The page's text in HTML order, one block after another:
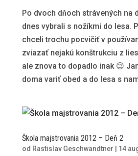
Po dvoch dňoch strávených na
dnes vybrali s nožíkmi do lesa.
chceli trochu pocvičiť v
zviazať nejakú konštrukciu z
ale znova to dopadlo inak 😉
doma variť obed a do lesa s
Škola majstrovania 2012 – Deň 2
od Rastislav Geschwandtner 14